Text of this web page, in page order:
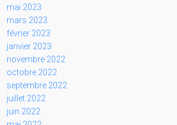
mai 2023
mars 2023
février 2023
janvier 2023
novembre 2022
octobre 2022
septembre 2022
juillet 2022
juin 2022